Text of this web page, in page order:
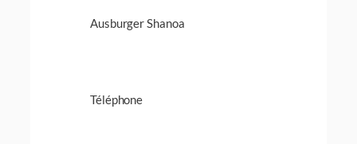
Ausburger Shanoa
Téléphone